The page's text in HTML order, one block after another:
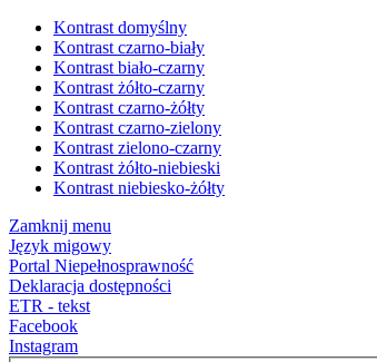
Kontrast domyślny
Kontrast czarno-biały
Kontrast biało-czarny
Kontrast żółto-czarny
Kontrast czarno-żółty
Kontrast czarno-zielony
Kontrast zielono-czarny
Kontrast żółto-niebieski
Kontrast niebiesko-żółty
Zamknij menu
Język migowy
Portal Niepełnosprawność
Deklaracja dostępności
ETR - tekst
Facebook
Instagram